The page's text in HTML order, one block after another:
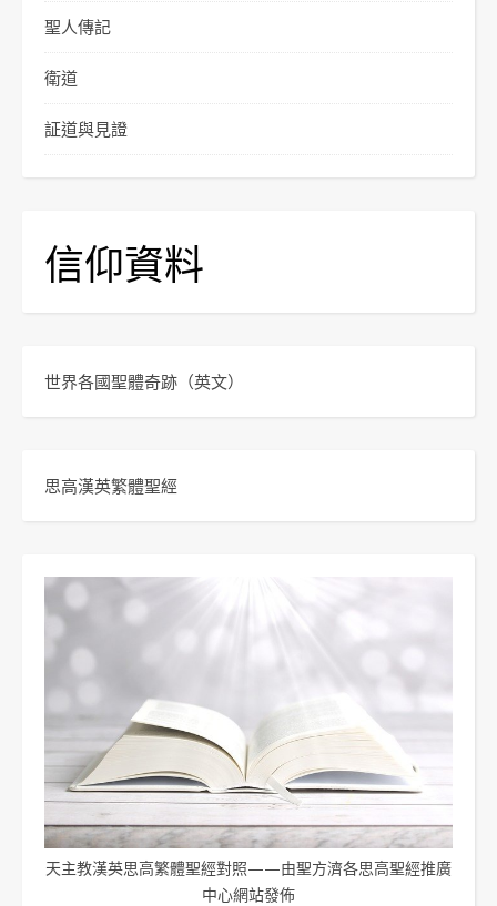
聖人傳記
衛道
証道與見證
信仰資料
世界各國聖體奇跡 （英文）
思高漢英繁體聖經
天主教漢英思高繁體聖經對照——由聖方濟各思高聖經推廣
中心網站發佈